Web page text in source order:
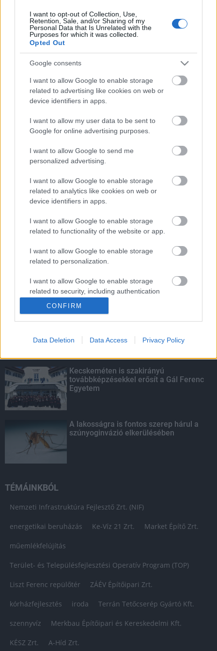
I want to opt-out of Collection, Use,
Retention, Sale, and/or Sharing of my
Personal Data that Is Unrelated with the
Purposes for which it was collected.
Opted Out
Google consents
I want to allow Google to enable storage
related to advertising like cookies on web or
device identifiers in apps.
I want to allow my user data to be sent to
Google for online advertising purposes.
I want to allow Google to send me
personalized advertising.
I want to allow Google to enable storage
related to analytics like cookies on web or
device identifiers in apps.
I want to allow Google to enable storage
related to functionality of the website or app.
I want to allow Google to enable storage
related to personalization.
I want to allow Google to enable storage
related to security, including authentication
CONFIRM
Data Deletion Data Access Privacy Policy
HIRDETÉS
Paks II.: Mit jelent az 5. blokk új
mérföldköve a felülvizsgálat
árnyékában?
Fontos a postaládákba költöző
széncinegék védelme
Amire többmillióan vártunk: szombattól
másodfokúra csökken a riasztás
KIEMELT
Megérkezett az eső a Duna
Kecskeméten is szakirányú
továbbképzésekkel erősít a Gál Ferenc
Egyetem
A lakosságra is fontos szerep hárul a
szúnyoginvázió elkerülésében
TÉMÁINKBÓL
Nemzeti Infrastruktúra Fejlesztő Zrt. (NIF)
energetikai beruházás Ke-Víz 21 Zrt. Market Építő Zrt.
műemlékfelújítás
Terület- és Településfejlesztési Operatív Program (TOP)
Liszt Ferenc repülőtér ZÁÉV Építőipari Zrt.
kórházfejlesztés iroda Terrán Tetőcserép Gyártó Kft.
szennyvíz Merkbau Építőipari és Kereskedelmi Kft.
KÉSZ Zrt. A-Híd Zrt.